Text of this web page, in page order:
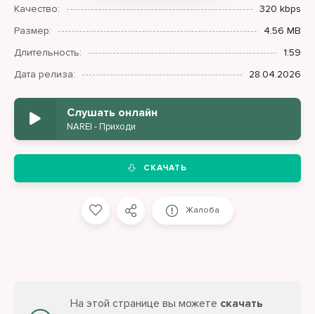
Качество:
320 kbps
Размер:
4.56 MB
Длительность:
1:59
Дата релиза:
28.04.2026
Слушать онлайн
NAREI - Приходи
СКАЧАТЬ
Жалоба
На этой странице вы можете скачать